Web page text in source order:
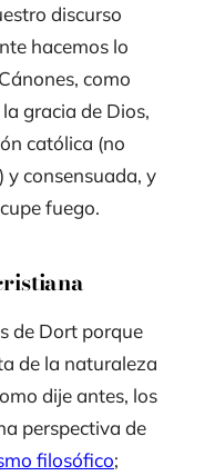
discurso
hacemos lo
como
gracia de Dios,
católica (no
y consensuada, y
fuego.
de Dort porque
de la naturaleza
dije antes, los
perspectiva de
filosófico;